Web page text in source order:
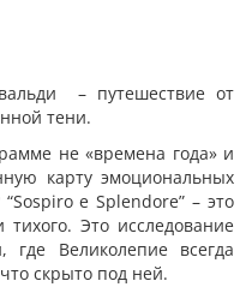
– путешествие от
тени.
не «времена года» и
карту эмоциональных
e Splendore” – это
Это исследование
Великолепие всегда
скрыто под ней.